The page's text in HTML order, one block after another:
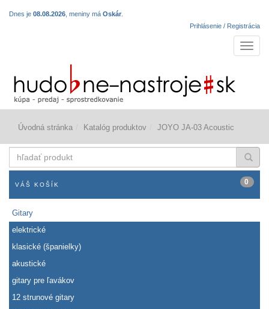
Dnes je 08.08.2026 , meniny má Oskár
Prihlásenie / Registrácia
Úvodná stránka Katalóg produktov JOYO JA-03 Acoustic
produkt
VÁŠ KOŠÍK 0
Gitary
elektrické
klasické (španielky)
akustické
gitary pre ľavákov
12 strunové gitary